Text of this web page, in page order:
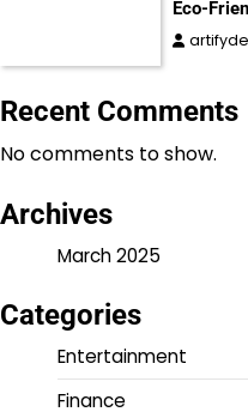
Eco-
Recent Comments
No comments to show.
Archives
March 2025
Categories
Entertainment
Finance